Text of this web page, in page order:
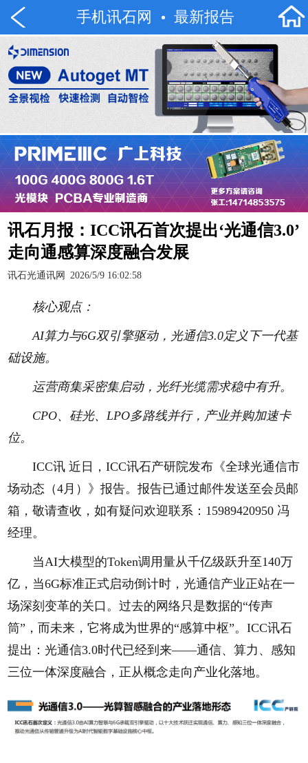
手机讯石网 最新报告
讯石月报：ICC讯石首次提出‘光通信3.0’
走向通感算深度融合发展
讯石光通讯网 2026/5/9 16:02:58
核心观点：
AI算力与6G双引擎驱动，光通信3.0定义下一代基
础设施。
运营商集采密集启动，光纤光缆需求稳中有升。
CPO、硅光、LPO多路线并行，产业并购加速卡
位。
ICC讯 近日，ICC讯石产研院发布《全球光通信市
场动态（4月）》报告。报告已通过邮件发送至会员邮
箱，敬请查收，如有疑问欢迎联系：15989420950 冯
经理。
当AI大模型的Token调用量从千亿级跃升至140万
亿，当6G标准正式启动倒计时，光通信产业正站在一
场深刻变革的关口。过去的网络只是数据的“传声
筒”，而未来，它将成为世界的“感算中枢”。ICC讯石
提出：光通信3.0时代已经到来——通信、算力、感知
三位一体深度融合，正从概念走向产业化落地。